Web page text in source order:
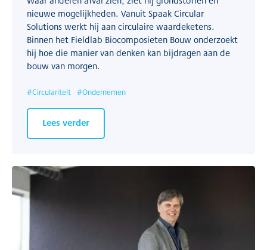
nieuwe mogelijkheden. Vanuit Spaak Circular
Solutions werkt hij aan circulaire waardeketens.
Binnen het Fieldlab Biocomposieten Bouw onderzoekt
hij hoe die manier van denken kan bijdragen aan de
bouw van morgen.
#Circulariteit #Ondernemen
Lees verder